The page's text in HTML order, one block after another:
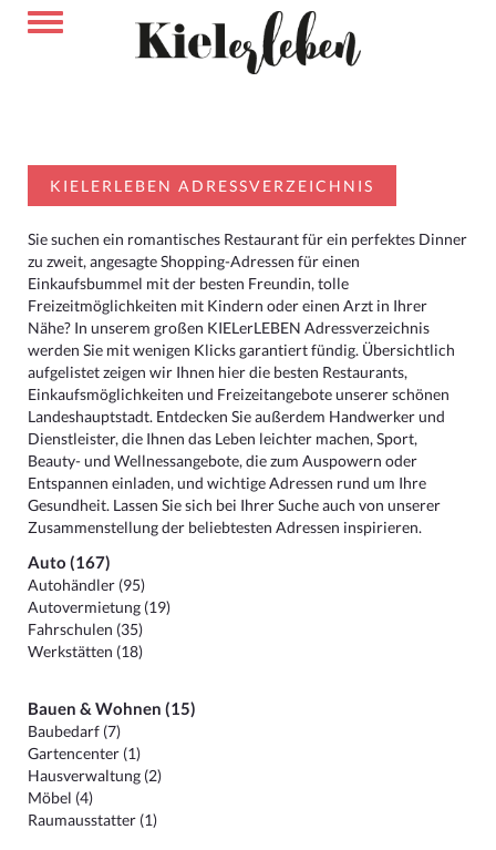
KIELERLEBEN ADRESSVERZEICHNIS
Sie suchen ein romantisches Restaurant für ein perfektes Dinner
zu zweit, angesagte Shopping-Adressen für einen
Einkaufsbummel mit der besten Freundin, tolle
Freizeitmöglichkeiten mit Kindern oder einen Arzt in Ihrer
Nähe? In unserem großen KIELerLEBEN Adressverzeichnis
werden Sie mit wenigen Klicks garantiert fündig. Übersichtlich
aufgelistet zeigen wir Ihnen hier die besten Restaurants,
Einkaufsmöglichkeiten und Freizeitangebote unserer schönen
Landeshauptstadt. Entdecken Sie außerdem Handwerker und
Dienstleister, die Ihnen das Leben leichter machen, Sport,
Beauty- und Wellnessangebote, die zum Auspowern oder
Entspannen einladen, und wichtige Adressen rund um Ihre
Gesundheit. Lassen Sie sich bei Ihrer Suche auch von unserer
Zusammenstellung der beliebtesten Adressen inspirieren.
Auto (167)
Autohändler (95)
Autovermietung (19)
Fahrschulen (35)
Werkstätten (18)
Bauen & Wohnen (15)
Baubedarf (7)
Gartencenter (1)
Hausverwaltung (2)
Möbel (4)
Raumausstatter (1)